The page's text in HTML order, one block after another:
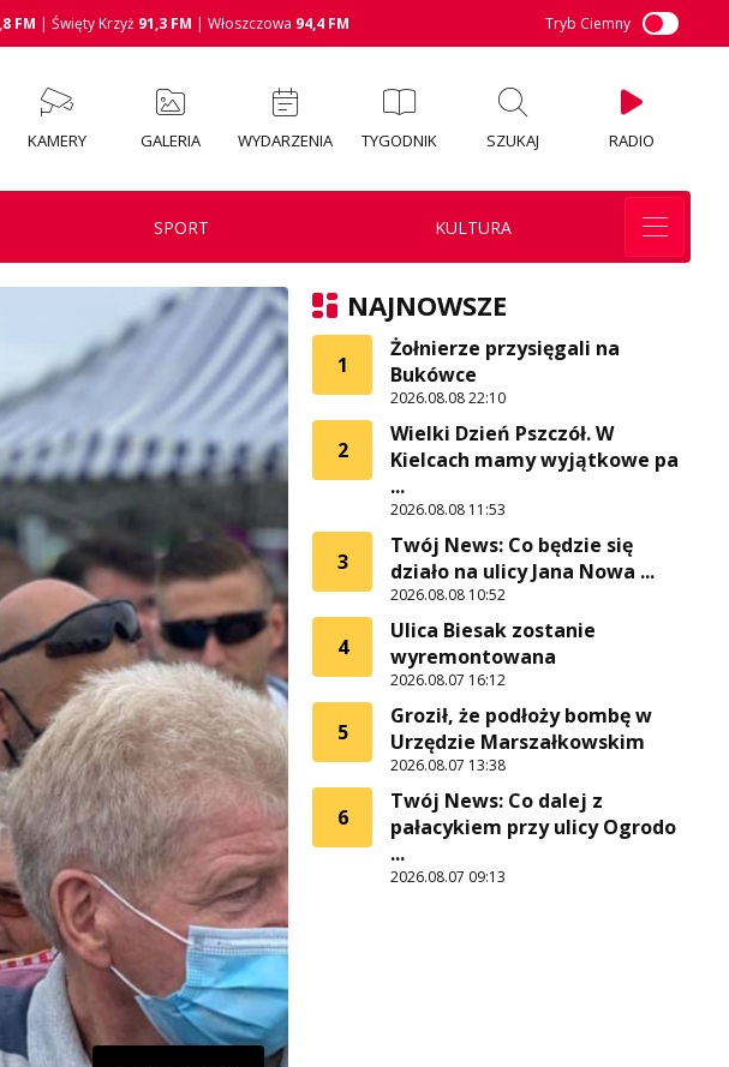
FM | Święty Krzyż 91,3 FM | Włoszczowa 94,4 FM Tryb Ciemny
KAMERY GALERIA WYDARZENIA TYGODNIK SZUKAJ RADIO
SPORT KULTURA
NAJNOWSZE
1
Żołnierze przysięgali na
Bukówce
2026.08.08 22:10
2
Wielki Dzień Pszczół. W
Kielcach mamy wyjątkowe pa
...
2026.08.08 11:53
3
Twój News: Co będzie się
działo na ulicy Jana Nowa ...
2026.08.08 10:52
4
Ulica Biesak zostanie
wyremontowana
2026.08.07 16:12
5
Groził, że podłoży bombę w
Urzędzie Marszałkowskim
2026.08.07 13:38
6
Twój News: Co dalej z
pałacykiem przy ulicy Ogrodo
...
2026.08.07 09:13